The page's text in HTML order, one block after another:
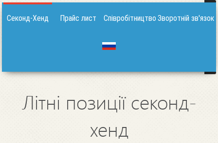
Секонд-Хенд Прайс лист Співробітництво Зворотній зв'язок
Літні позиції секонд-
хенд